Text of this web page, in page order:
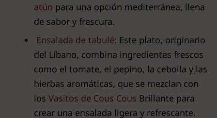
atún para una opción mediterránea, llena
de sabor y frescura.
Ensalada de tabulé: Este plato, originario
del Líbano, combina ingredientes frescos
como el tomate, el pepino, la cebolla y las
hierbas aromáticas, que se mezclan con
los Vasitos de Cous Cous Brillante para
crear una ensalada ligera y refrescante.